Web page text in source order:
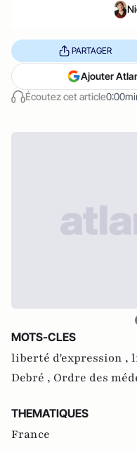
Écoutez cet article
PARTAGER
Ajouter
MOTS-CLES
liberté d'expression ,
Debré , Ordre des
THEMATIQUES
France